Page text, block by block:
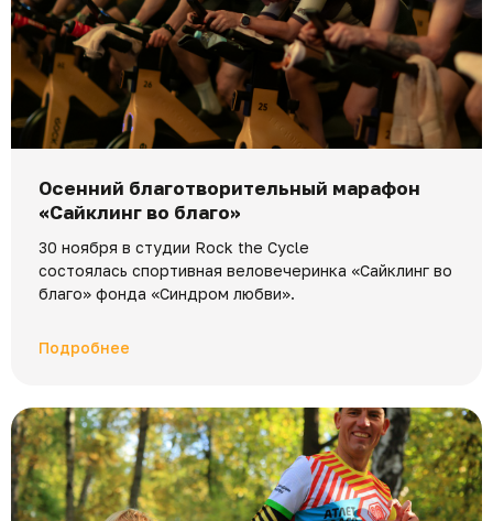
Осенний благотворительный марафон
«Сайклинг во благо»
30 ноября в студии Rock the Cycle
состоялась спортивная веловечеринка «Сайклинг во
благо» фонда «Синдром любви».
Подробнее